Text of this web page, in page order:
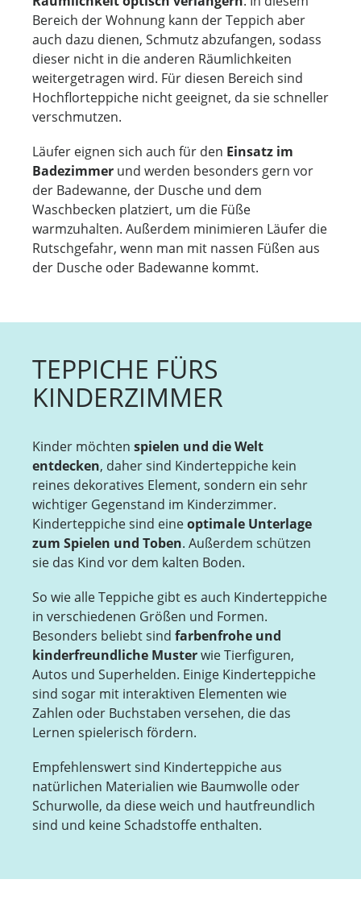
Bereich der Wohnung kann der Teppich aber
auch dazu dienen, Schmutz abzufangen, sodass
dieser nicht in die anderen Räumlichkeiten
weitergetragen wird. Für diesen Bereich sind
Hochflorteppiche nicht geeignet, da sie schneller
verschmutzen.
Läufer eignen sich auch für den Einsatz im
Badezimmer und werden besonders gern vor
der Badewanne, der Dusche und dem
Waschbecken platziert, um die Füße
warmzuhalten. Außerdem minimieren Läufer die
Rutschgefahr, wenn man mit nassen Füßen aus
der Dusche oder Badewanne kommt.
TEPPICHE FÜRS
KINDERZIMMER
Kinder möchten spielen und die Welt
entdecken, daher sind Kinderteppiche kein
reines dekoratives Element, sondern ein sehr
wichtiger Gegenstand im Kinderzimmer.
Kinderteppiche sind eineoptimale Unterlage
zum Spielen und Toben. Außerdem schützen
sie das Kind vor dem kalten Boden.
So wie alle Teppiche gibt es auch Kinderteppiche
in verschiedenen Größen und Formen.
Besonders beliebt sind farbenfrohe und
kinderfreundliche Musterwie Tierfiguren,
Autos und Superhelden. Einige Kinderteppiche
sind sogar mit interaktiven Elementen wie
Zahlen oder Buchstaben versehen, die das
Lernen spielerisch fördern.
Empfehlenswert sind Kinderteppiche aus
natürlichen Materialien wie Baumwolle oder
Schurwolle, da diese weich und hautfreundlich
sind und keine Schadstoffe enthalten.